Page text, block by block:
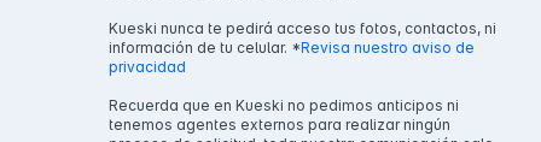
Kueski nunca te pedirá acceso tus fotos, contactos, ni
información de tu celular. *Revisa nuestro aviso de
privacidad
Recuerda que en Kueski no pedimos anticipos ni
tenemos agentes externos para realizar ningún